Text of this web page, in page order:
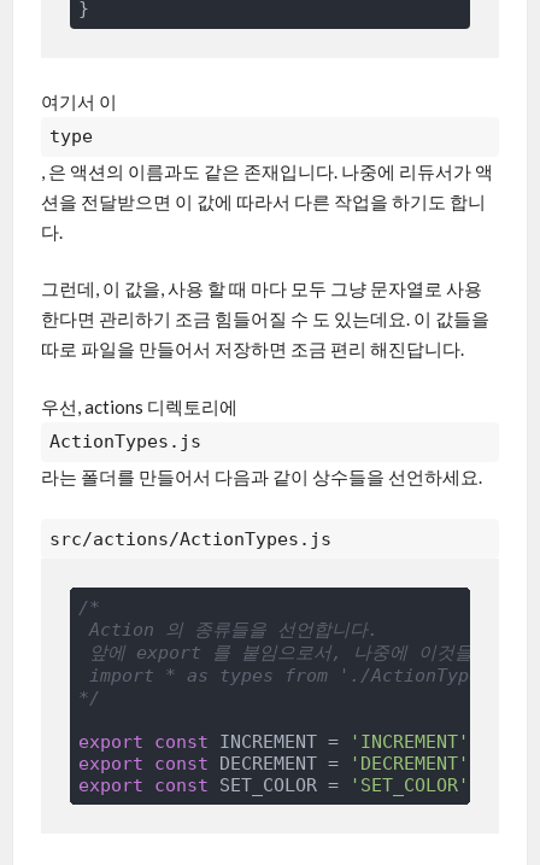
여기서 이
type
, 은 액션의 이름과도 같은 존재입니다. 나중에 리듀서가 액
션을 전달받으면 이 값에 따라서 다른 작업을 하기도 합니
다.
그런데, 이 값을, 사용 할 때 마다 모두 그냥 문자열로 사용
한다면 관리하기 조금 힘들어질 수 도 있는데요. 이 값들을
따로 파일을 만들어서 저장하면 조금 편리 해진답니다.
우선, actions 디렉토리에
ActionTypes.js
라는 폴더를 만들어서 다음과 같이 상수들을 선언하세요.
src/actions/ActionTypes.js
/*
Action 의 종류들을 선언합니다.
앞에 export 를 붙임으로서, 나중에 이것들을 불
import * as types from './ActionTypes' 를
*/
export
const INCREMENT = 'INCREMENT'
export
const DECREMENT = 'DECREMENT'
export
const SET_COLOR = 'SET_COLOR'